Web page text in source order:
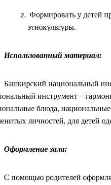
Формировать у детей
этнокультуры.
Использованный материал:
Башкирский национальный
инструмент –
блюда,
личностей, для детей
Оформление зала:
С помощью родителей